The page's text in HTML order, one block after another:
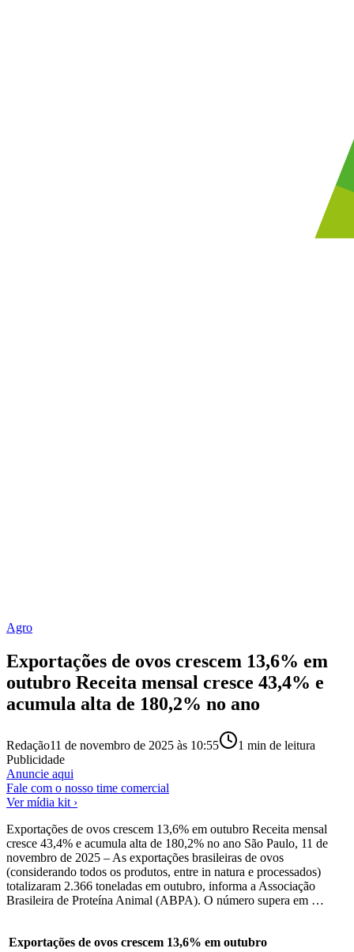
Agro
Exportações de ovos crescem 13,6% em
outubro Receita mensal cresce 43,4% e
acumula alta de 180,2% no ano
Redação11 de novembro de 2025 às 10:55 1 min de leitura
Publicidade
Anuncie aqui
Fale com o nosso time comercial
Ver mídia kit ›
Exportações de ovos crescem 13,6% em outubro Receita mensal
cresce 43,4% e acumula alta de 180,2% no ano São Paulo, 11 de
novembro de 2025 – As exportações brasileiras de ovos
(considerando todos os produtos, entre in natura e processados)
totalizaram 2.366 toneladas em outubro, informa a Associação
Brasileira de Proteína Animal (ABPA). O número supera em …
Exportações de ovos crescem 13,6% em outubro